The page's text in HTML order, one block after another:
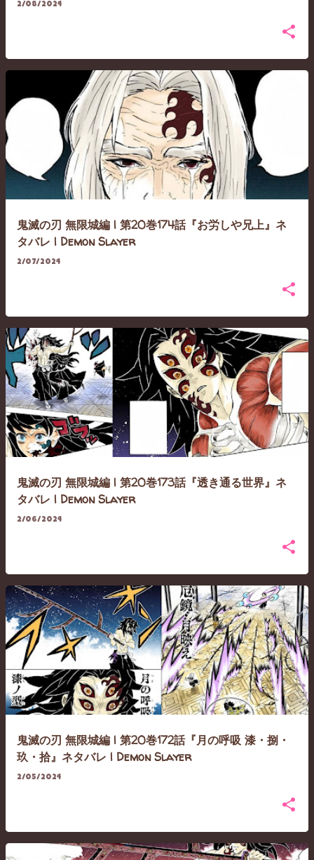
2/08/2024
鬼滅の刃 無限城編 | 第20巻174話『お労しや兄上』ネ
タバレ | Demon Slayer
2/07/2024
鬼滅の刃 無限城編 | 第20巻173話『透き通る世界』ネ
タバレ | Demon Slayer
2/06/2024
鬼滅の刃 無限城編 | 第20巻172話『月の呼吸 漆・捌・
玖・拾』ネタバレ | Demon Slayer
2/05/2024